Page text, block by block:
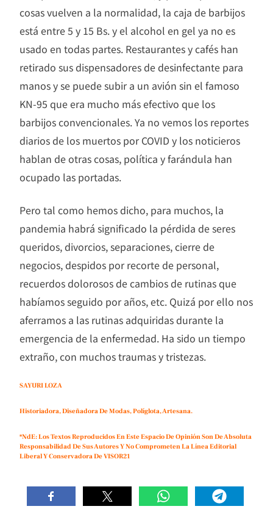
cosas vuelven a la normalidad, la caja de barbijos
está entre 5 y 15 Bs. y el alcohol en gel ya no es
usado en todas partes. Restaurantes y cafés han
retirado sus dispensadores de desinfectante para
manos y se puede subir a un avión sin el famoso
KN-95 que era mucho más efectivo que los
barbijos convencionales. Ya no vemos los reportes
diarios de los muertos por COVID y los noticieros
hablan de otras cosas, política y farándula han
ocupado las portadas.
Pero tal como hemos dicho, para muchos, la
pandemia habrá significado la pérdida de seres
queridos, divorcios, separaciones, cierre de
negocios, despidos por recorte de personal,
recuerdos dolorosos de cambios de rutinas que
habíamos seguido por años, etc. Quizá por ello nos
aferramos a las rutinas adquiridas durante la
emergencia de la enfermedad. Ha sido un tiempo
extraño, con muchos traumas y tristezas.
SAYURI LOZA
Historiadora, Diseñadora De Modas, Políglota, Artesana.
*NdE: Los Textos Reproducidos En Este Espacio De Opinión Son De Absoluta
Responsabilidad De Sus Autores Y No Comprometen La Línea Editorial
Liberal Y Conservadora De VISOR21